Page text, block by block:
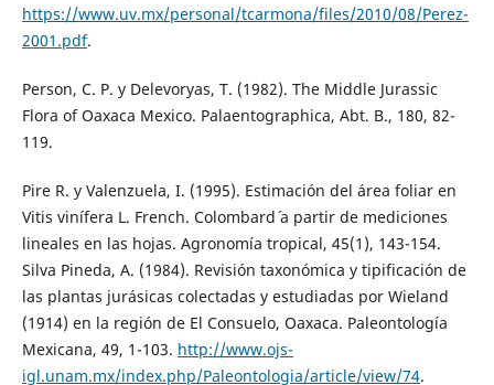
https://www.uv.mx/personal/tcarmona/files/2010/08/Perez-
2001.pdf.
Person, C. P. y Delevoryas, T. (1982). The Middle Jurassic
Flora of Oaxaca Mexico. Palaentographica, Abt. B., 180, 82-
119.
Pire R. y Valenzuela, I. (1995). Estimación del área foliar en
Vitis vinífera L. French. Colombard´ a partir de mediciones
lineales en las hojas. Agronomía tropical, 45(1), 143-154.
Silva Pineda, A. (1984). Revisión taxonómica y tipificación de
las plantas jurásicas colectadas y estudiadas por Wieland
(1914) en la región de El Consuelo, Oaxaca. Paleontología
Mexicana, 49, 1-103. http://www.ojs-
igl.unam.mx/index.php/Paleontologia/article/view/74.